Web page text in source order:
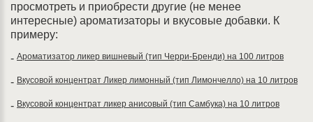
просмотреть и приобрести другие (не менее
интересные) ароматизаторы и вкусовые добавки. К
примеру:
- Ароматизатор ликер вишневый (тип Черри-Бренди) на 100 литров
- Вкусовой концентрат Ликер лимонный (тип Лимончелло) на 10 литров
- Вкусовой концентрат ликер анисовый (тип Самбука) на 10 литров